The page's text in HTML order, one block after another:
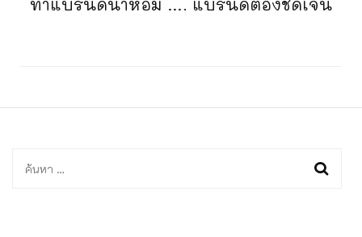
ค้นหา